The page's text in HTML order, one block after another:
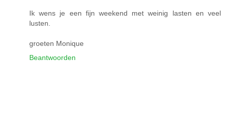
Ik wens je een fijn weekend met weinig lasten en veel
lusten.
groeten Monique
Beantwoorden